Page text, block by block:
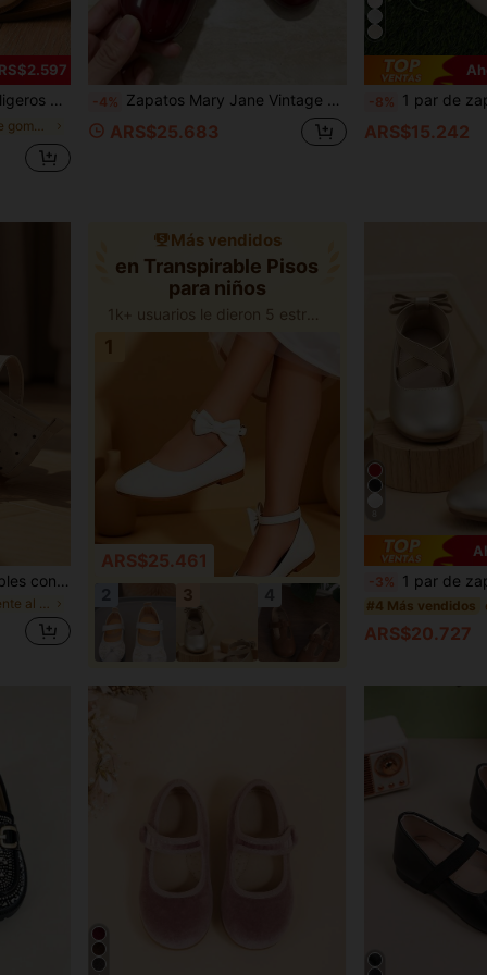
de moda para niñas -4% Zapatos Mary Jane Vintage Color Borgoña Brillante para Niñas, Elaborados con Cuero Brillante de Alta Calidad con un Lustre Suave y Elegante. Borde de Encaje Hecho a Mano Alrededor de la Abertura con una Textura Hueca Exquisita, Creando una Vibración Elegante Francesa. Diseño de Correa Única con Cierre de Gancho y Bucle para Fácil Puesta y Quita, Ajustándose al Pie sin Apretar. Punta Redondeada que Protege los Dedos de los Niños, Suela Plana Suave y Antideslizante para Estética y Comodidad en la Caminata Diaria. Lujo Minimalista, Adecuado para Vestidos Formales y Uso Diario, un Zapato de Cuero Clásico de Princesa con un Sentido Completo de Atmósfera.
ARS$25.683
-8% 1 par de zapatos planos con diseño floral y cierre de gancho y bucle ajustable para niñas, punta
ARS$15.242
Zapatos Mary Jane ajustables con correa de gancho y bucle para niñas de 3 a 12 años, color blanco crema, con lazo de malla de lunares, suela blanda, estilo princesa, zapatos planos, adecuados para fiestas, bodas, uso vintage
Más vendidos
en Transpirable Pisos
para niños
ARS$25.461
-3% 1 par de zapatos planos infantiles con lazo y correa cruzada elástica dorada, para
#4 Más vendidos
ARS$20.727